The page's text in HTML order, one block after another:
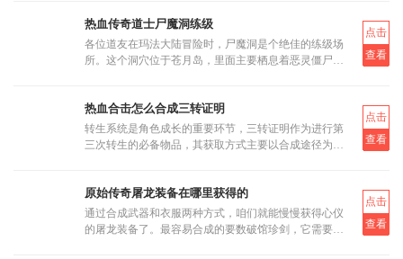
热血传奇道士尸魔洞练级
各位道友在玛法大陆冒险时，尸魔洞是个绝佳的练级场
所。这个洞穴位于苍月岛，里面主要栖息着恶灵僵尸和
点击
查看
热血合击怎么合成三转证明
转生系统是角色成长的重要环节，三转证明作为进行第
三次转生的必备物品，其获取方式主要以合成途径为
点击
查看
原始传奇屠龙装备在哪里获得的
通过合成武器和衣服两种方式，咱们就能慢慢获得心仪
的屠龙装备了。最容易合成的要数破馆珍剑，它需要的
点击
查看